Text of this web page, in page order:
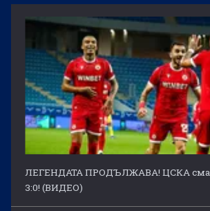
ЛЕГЕНДАТА ПРОДЪЛЖАВА! ЦСКА
3:0! (ВИДЕО)